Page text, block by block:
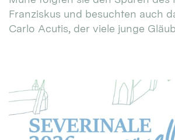
Franziskus und besuchten auch
Carlo Acutis, der viele junge